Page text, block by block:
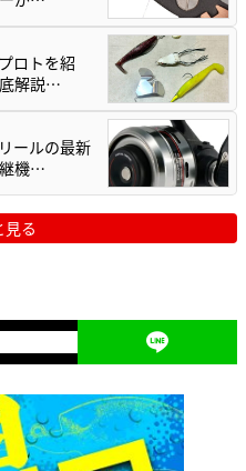
ロトを紹
解説…
ールの最新
機…
見る